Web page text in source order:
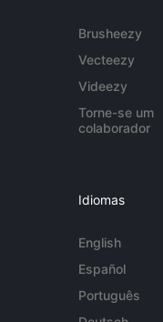
Brusheezy
Vecteezy
Videezy
Torne-se um
colaborador
Idiomas
English
Español
Português